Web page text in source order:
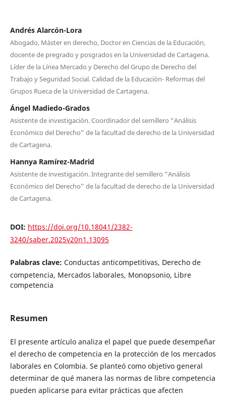
Andrés Alarcón-Lora
Abogado, Máster en derecho, Doctor en Ciencias de la Educación,
docente de pregrado y posgrados en la Universidad de Cartagena.
Líder de la Línea Mercado y Derecho del Grupo de Derecho del
Trabajo y Seguridad Social. Calidad de la Educación- Reformas del
Grupos Rueca de la Universidad de Cartagena.
Ángel Madiedo-Grados
Asistente de investigación. Coordinador del semillero “Análisis
Económico del Derecho” de la facultad de derecho de la Universidad
de Cartagena.
Hannya Ramírez-Madrid
Asistente de investigación. Integrante del semillero “Análisis
Económico del Derecho” de la facultad de derecho de la Universidad
de Cartagena.
DOI: https://doi.org/10.18041/2382-
3240/saber.2025v20n1.13095
Palabras clave: Conductas anticompetitivas, Derecho de
competencia, Mercados laborales, Monopsonio, Libre
competencia
Resumen
El presente artículo analiza el papel que puede desempeñar
el derecho de competencia en la protección de los mercados
laborales en Colombia. Se planteó como objetivo general
determinar de qué manera las normas de libre competencia
pueden aplicarse para evitar prácticas que afecten